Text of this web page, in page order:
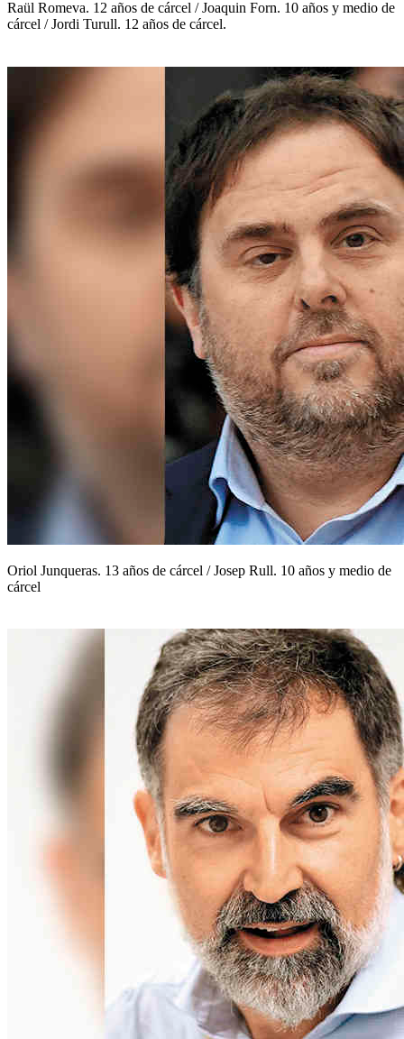
Raül Romeva. 12 años de cárcel / Joaquin Forn. 10 años y medio de
cárcel / Jordi Turull. 12 años de cárcel.
Oriol Junqueras. 13 años de cárcel / Josep Rull. 10 años y medio de
cárcel